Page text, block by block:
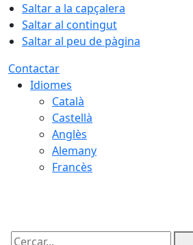
Saltar a la capçalera
Saltar al contingut
Saltar al peu de pàgina
Contactar
Idiomes
Català
Castellà
Anglès
Alemany
Francès